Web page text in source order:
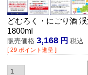
どむろく・にごり酒 渓
1800ml
販売価格 3,168 税込
[ 29 ポイント進呈 ]